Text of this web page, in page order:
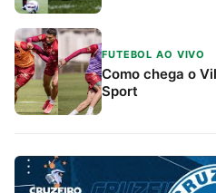
FUTEBOL AO VIVO
Como chega o
Sport